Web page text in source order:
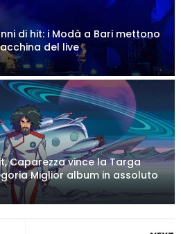
di hit: i Modà a Bari mettono
del live
Caparezza vince la Targa
Miglior album in assoluto